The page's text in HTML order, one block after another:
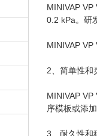
MINIVAP
0.2 kPa。研
MINIVAP VP
2、简单性和
MINIVAP
序模板或添
3、耐久性和